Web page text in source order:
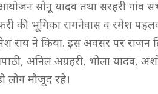
सोनू यादव तथा सरहरी गांव
की भूमिका रामनेवास व रमेश
राय ने किया. इस अवसर पर राजन
अनिल अग्रहरी, भोला यादव,
लोग मौजूद रहे।